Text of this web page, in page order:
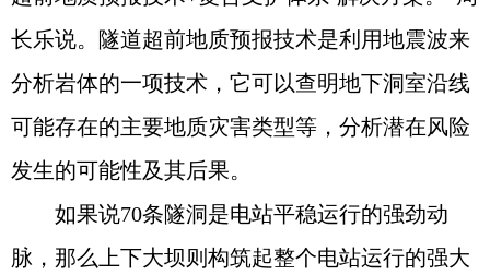
长乐说。隧道超前地质预报技术是利用地震波来
分析岩体的一项技术，它可以查明地下洞室沿线
可能存在的主要地质灾害类型等，分析潜在风险
发生的可能性及其后果。
如果说70条隧洞是电站平稳运行的强劲动
脉，那么上下大坝则构筑起整个电站运行的强大